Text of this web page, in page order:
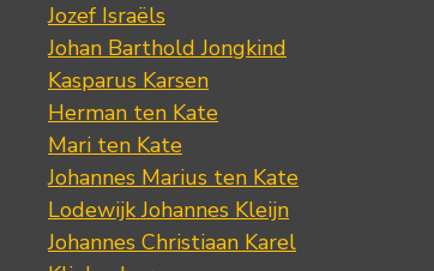
Jozef Israëls
Johan Barthold Jongkind
Kasparus Karsen
Herman ten Kate
Mari ten Kate
Johannes Marius ten Kate
Lodewijk Johannes Kleijn
Johannes Christiaan Karel